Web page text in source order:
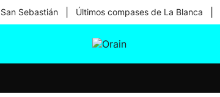
Sebastián Últimos compases de La Blanca